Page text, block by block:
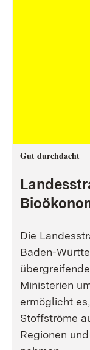
Gut durchdacht
Die
Baden-
Ministerien
ermöglicht
Stoffströme
Regionen